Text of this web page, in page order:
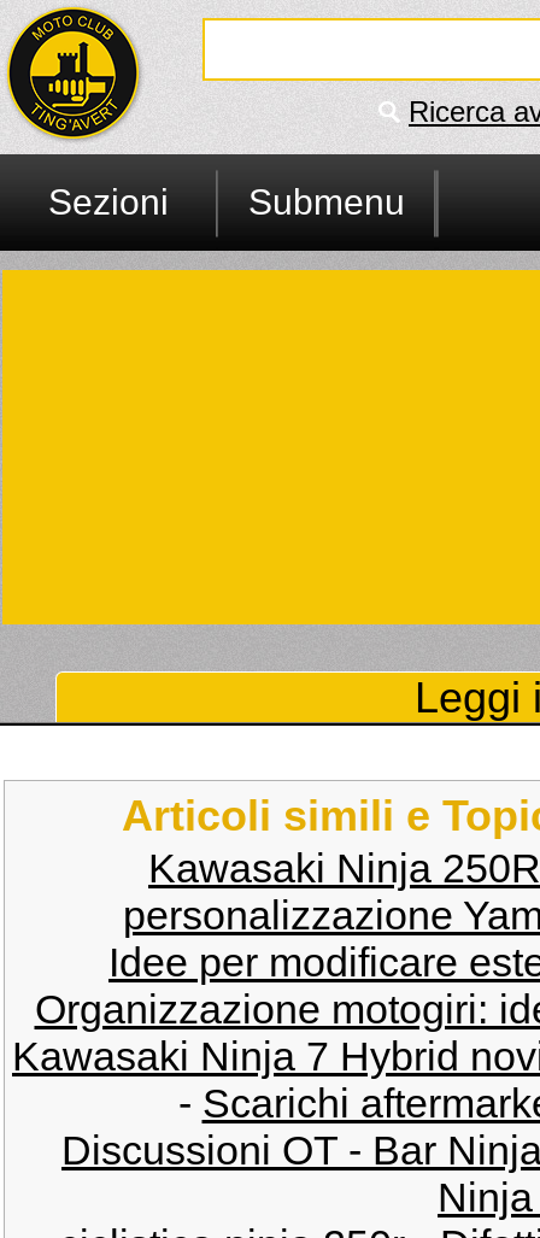
Ricerca
Sezioni Submenu
Leggi
Articoli simili e
Kawasaki Ninja 250R
personalizzazione
Idee per modificare
Organizzazione motogiri:
Kawasaki Ninja 7 Hybrid
- Scarichi
Discussioni OT - Bar